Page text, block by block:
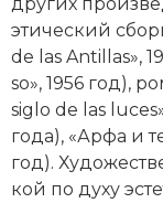
этический
de las An­til­las»,
so», 1956 год),
siglo de las
года), «Ар­фа и
год).
кой по ду­ху